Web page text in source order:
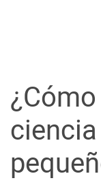
Sociedad